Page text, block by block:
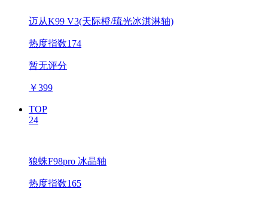
迈从K99 V3(天际橙/琉光冰淇淋轴)
热度指数174
暂无评分
￥399
TOP
24
狼蛛F98pro 冰晶轴
热度指数165